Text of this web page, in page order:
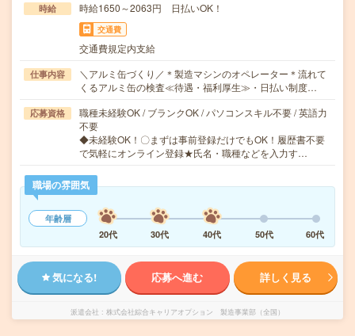
時給 時給1650～2063円 日払いOK！
交通費
交通費規定内支給
仕事内容
＼アルミ缶づくり／＊製造マシンのオペレーター＊流れて
くるアルミ缶の検査≪待遇・福利厚生≫・日払い制度…
応募資格
職種未経験OK / ブランクOK / パソコンスキル不要 / 英語力
不要
◆未経験OK！〇まずは事前登録だけでもOK！履歴書不要
で気軽にオンライン登録★氏名・職種などを入力す…
職場の雰囲気
年齢層
20代
30代 40代 50代 60代
気になる! 応募へ進む 詳しく見る
派遣会社 株式会社綜合キャリアオプション 製造事業部（全国）